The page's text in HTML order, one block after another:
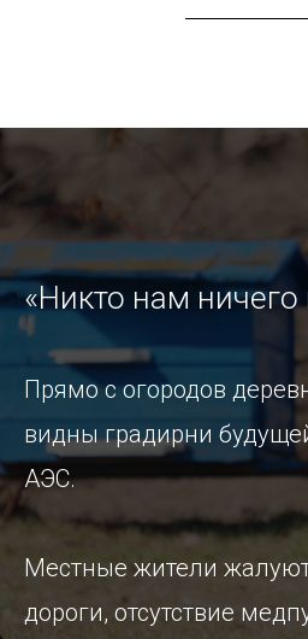
«Никто нам ничего
Прямо с огородов
видны градирни
АЭС.
Местные жители
дороги, отсутствие